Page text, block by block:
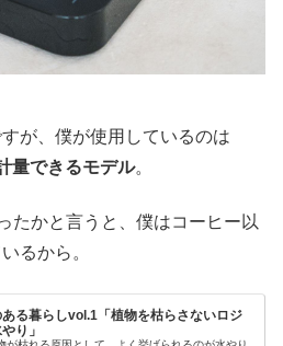
が、僕が使用しているのは
量できるモデル。
たかと言うと、僕はコーヒー以
るから。
る暮らしvol.1「植物を枯らさないロジ
り」